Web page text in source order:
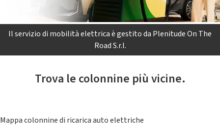
Il servizio di mobilità elettrica è gestito da Plenitude On The
Road S.r.l.
Trova le colonnine più vicine.
Mappa colonnine di ricarica auto elettriche